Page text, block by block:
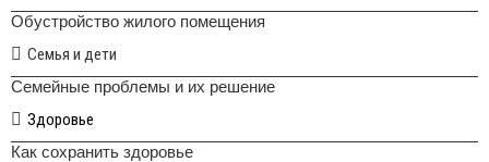
Обустройство жилого помещения
Семья и дети
Семейные проблемы и их решение
Здоровье
Как сохранить здоровье